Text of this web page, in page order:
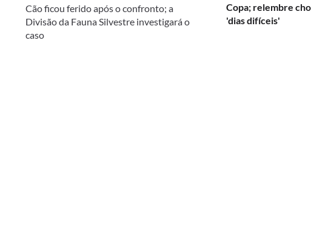
Cão ficou ferido após o confronto; a
Divisão da Fauna Silvestre investigará o
caso
Copa; relembre
'dias difíceis'